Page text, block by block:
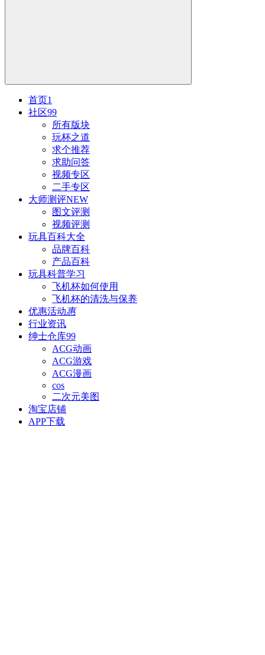
首页1
社区99
所有版块
玩杯之道
求个推荐
求助问答
视频专区
二手专区
大师测评NEW
图文评测
视频评测
玩具百科大全
品牌百科
产品百科
玩具科普学习
飞机杯如何使用
飞机杯的清洗与保养
优惠活动惠
行业资讯
绅士仓库99
ACG动画
ACG游戏
ACG漫画
cos
二次元美图
淘宝店铺
APP下载